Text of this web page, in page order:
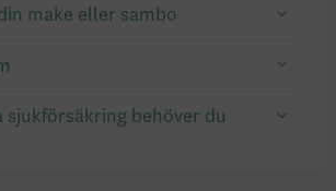
make eller sambo
sjukförsäkring behöver du